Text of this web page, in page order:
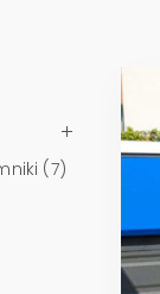
(7)